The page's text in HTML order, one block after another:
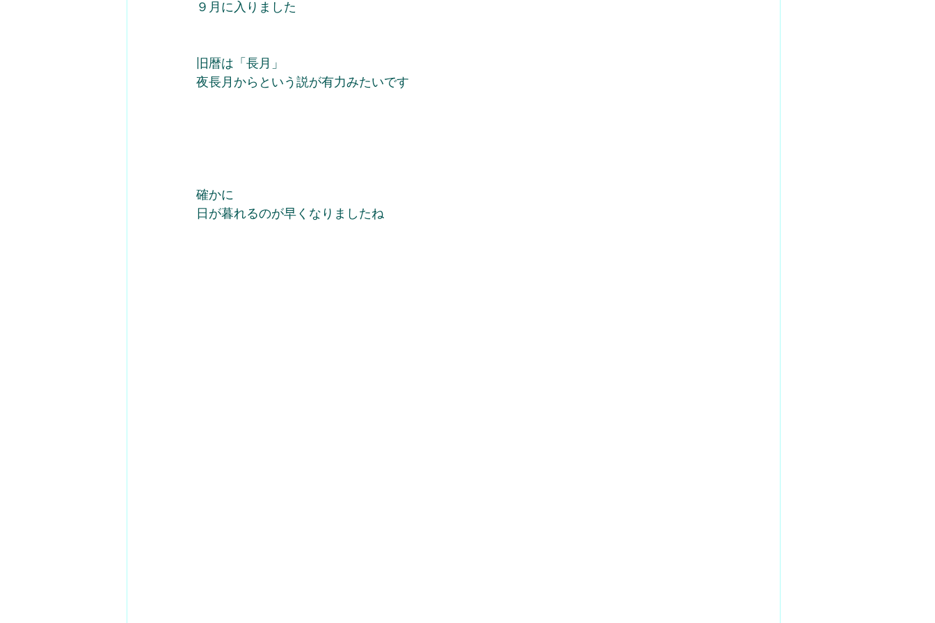
９月に入りました
旧暦は「長月」
夜長月からという説が有力みたいです
確かに
日が暮れるのが早くなりましたね